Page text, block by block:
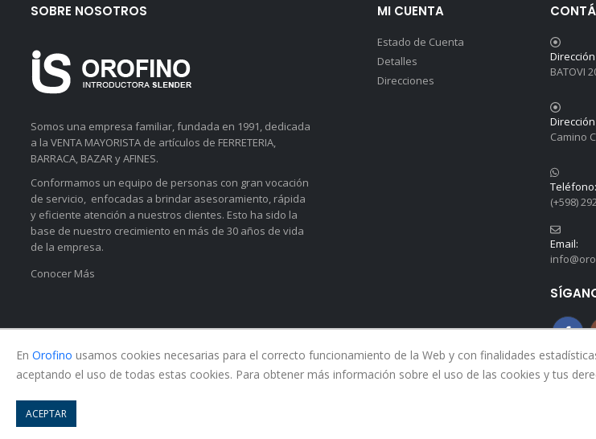
SOBRE NOSOTROS
Somos una empresa familiar, fundada en 1991, dedicada
a la VENTA MAYORISTA de artículos de FERRETERIA,
BARRACA, BAZAR y AFINES.
Conformamos un equipo de personas con gran vocación
de servicio, enfocadas a brindar asesoramiento, rápida
y eficiente atención a nuestros clientes. Esto ha sido la
base de nuestro crecimiento en más de 30 años de vida
de la empresa.
Conocer Más
MI CUENTA
Estado de Cuenta
Detalles
Direcciones
BATOVI
Camino
Teléfono:
(+598)
Email:
En Orofino usamos cookies necesarias para el correcto funcionamiento de la Web y con finalidades
aceptando el uso de todas estas cookies. Para obtener más información sobre el uso de las cookies y tus
ACEPTAR